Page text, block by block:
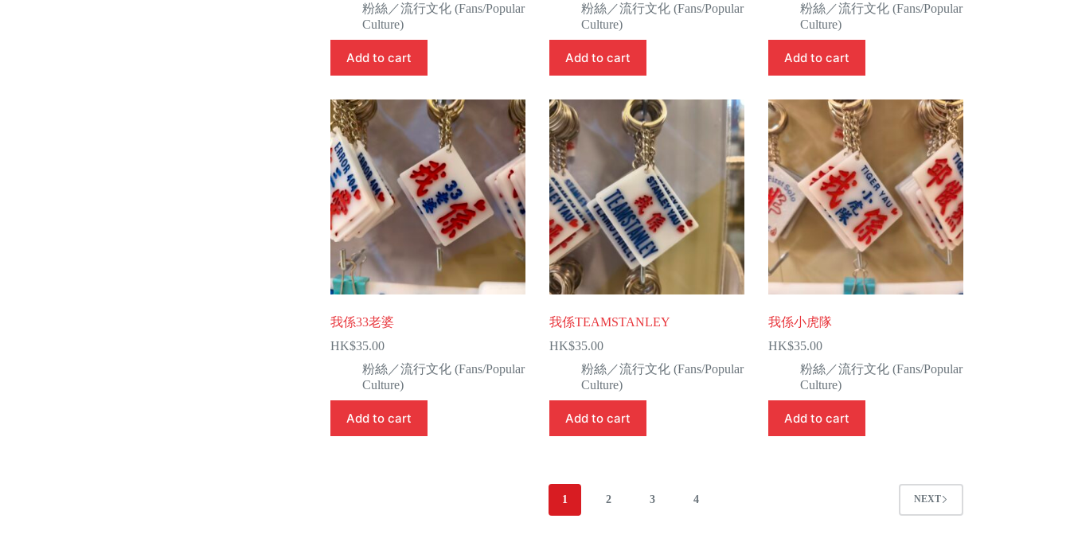
粉絲／流行文化 (Fans/Popular
Culture)
Add to cart
粉絲／流行文化 (Fans/Popular
Culture)
Add to cart
粉絲／流行文化 (Fans/Popular
Culture)
Add to cart
我係33老婆
HK$35.00
粉絲／流行文化 (Fans/Popular
Culture)
Add to cart
我係TEAMSTANLEY
HK$35.00
粉絲／流行文化 (Fans/Popular
Culture)
Add to cart
我係小虎隊
HK$35.00
粉絲／流行文化 (Fans/Popular
Culture)
Add to cart
1 2 3 4 NEXT